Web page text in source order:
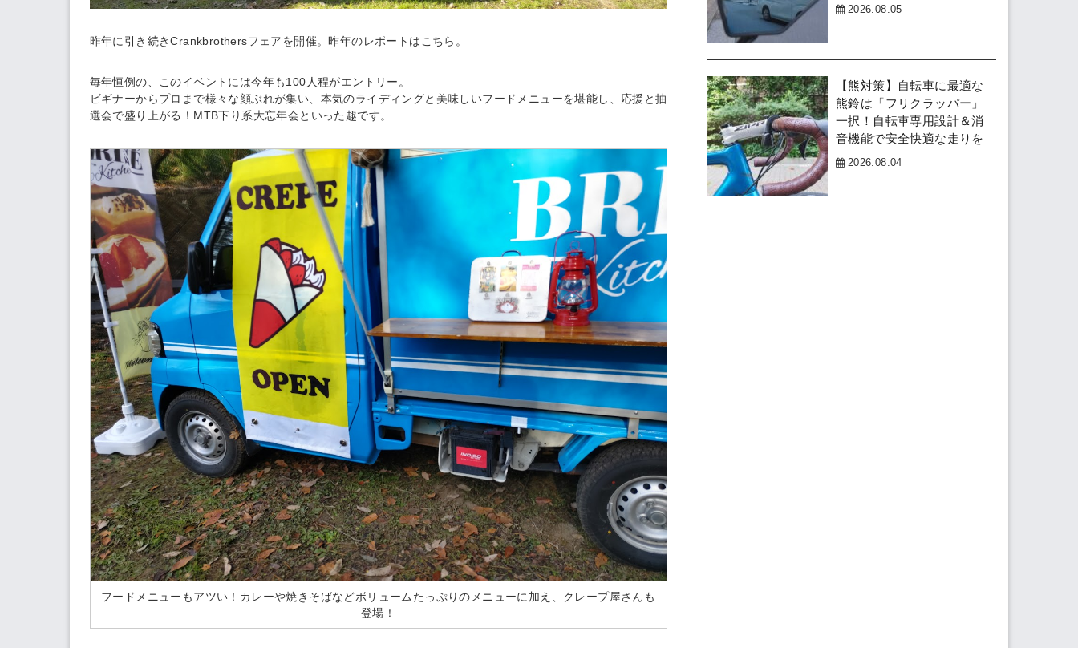
昨年に引き続きCrankbrothersフェアを開催。昨年のレポートはこちら 。
毎年恒例の、このイベントには今年も100人程がエントリー。
ビギナーからプロまで様々な顔ぶれが集い、本気のライディングと美味しいフードメニューを堪能し、応援と抽
選会で盛り上がる！MTB下り系大忘年会といった趣です。
フードメニューもアツい！カレーや焼きそばなどボリュームたっぷりのメニューに加え、クレープ屋さんも
登場！
2026.08.05
【熊対策】自転車に最適な
熊鈴は「フリクラッパー」
一択！自転車専用設計＆消
音機能で安全快適な走りを
2026.08.04